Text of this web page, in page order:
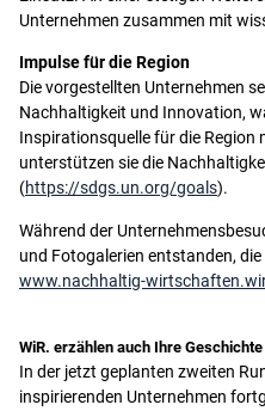
Unternehmen zusammen mit
Impulse für die Region
Die vorgestellten Unternehmen
Nachhaltigkeit und Innovation,
Inspirationsquelle für die Region
unterstützen sie die
(https://sdgs.un.org/goals).
Während der
und Fotogalerien entstanden,
www.nachhaltig-
WiR. erzählen auch Ihre Geschichte
In der jetzt geplanten zweiten
inspirierenden Unternehmen